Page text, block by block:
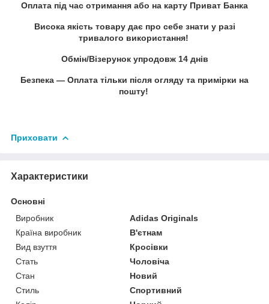
Оплата під час отримання або на карту Приват Банка
Висока якість товару дає про себе знати у разі
тривалого використання!
Обмін/Візерунок упродовж 14 днів
Безпека — Оплата тільки після огляду та примірки на
пошту!
Приховати
Характеристики
Основні
Виробник
Adidas Originals
Країна виробник
В'єтнам
Вид взуття
Кросівки
Стать
Чоловіча
Стан
Новий
Стиль
Спортивний